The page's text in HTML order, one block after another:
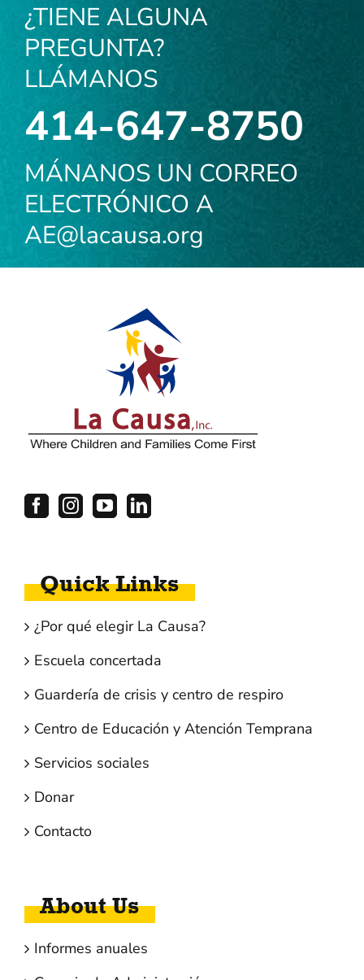
¿TIENE ALGUNA
PREGUNTA?
LLÁMANOS
414-647-8750
MÁNANOS UN CORREO
ELECTRÓNICO A
AE@lacausa.org
Quick Links
¿Por qué elegir La Causa?
Escuela concertada
Guardería de crisis y centro de respiro
Centro de Educación y Atención Temprana
Servicios sociales
Donar
Contacto
About Us
Informes anuales